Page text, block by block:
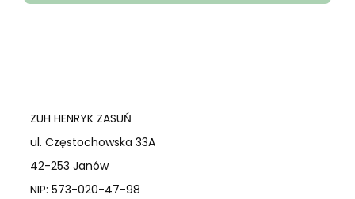
ZUH HENRYK ZASUŃ
ul. Częstochowska 33A
42-253 Janów
NIP: 573-020-47-98